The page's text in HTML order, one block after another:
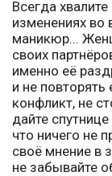
Всегда
изменениях во
маникюр...
своих
именно её
и не
конфликт, не
дайте
что ничего не
своё мнение в
не забывайте